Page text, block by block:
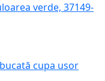
verde, 37149-